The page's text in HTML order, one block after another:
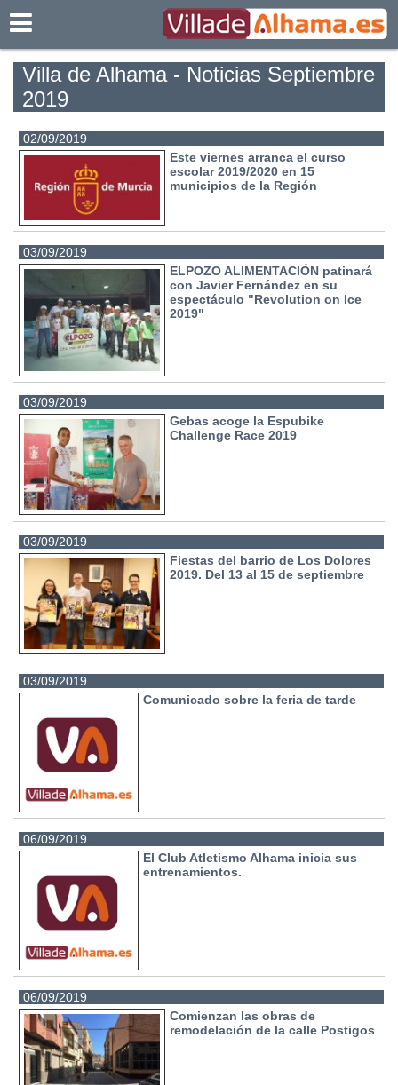
Villa de Alhama - Noticias Septiembre
2019
02/09/2019
Este viernes arranca el curso
escolar 2019/2020 en 15
municipios de la Región
03/09/2019
ELPOZO ALIMENTACIÓN patinará
con Javier Fernández en su
espectáculo "Revolution on Ice
2019"
03/09/2019
Gebas acoge la Espubike
Challenge Race 2019
03/09/2019
Fiestas del barrio de Los Dolores
2019. Del 13 al 15 de septiembre
03/09/2019
Comunicado sobre la feria de tarde
06/09/2019
El Club Atletismo Alhama inicia sus
entrenamientos.
06/09/2019
Comienzan las obras de
remodelación de la calle Postigos